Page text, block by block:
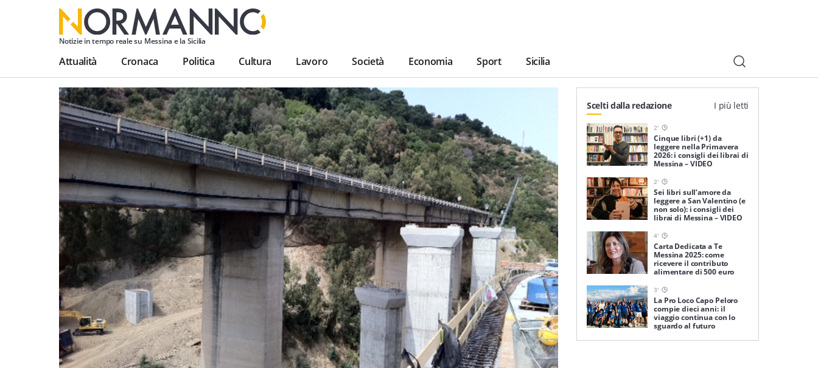
Notizie in tempo reale su Messina e la Sicilia
Attualità Cronaca Politica Cultura Lavoro Società Economia Sport Sicilia
Scelti dalla redazione I più letti
2'
Cinque libri (+1) da
leggere nella Primavera
2026: i consigli dei librai di
Messina – VIDEO
2'
Sei libri sull’amore da
leggere a San Valentino (e
non solo): i consigli dei
librai di Messina – VIDEO
4'
Carta Dedicata a Te
Messina 2025: come
ricevere il contributo
alimentare di 500 euro
3'
La Pro Loco Capo Peloro
compie dieci anni: il
viaggio continua con lo
sguardo al futuro